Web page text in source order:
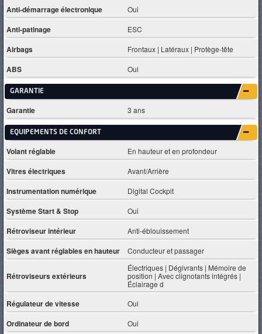
Anti-démarrage électronique Oui
Anti-patinage ESC
Airbags Frontaux | Latéraux | Protège-tête
ABS Oui
GARANTIE
Garantie 3 ans
EQUIPEMENTS DE CONFORT
Volant réglable En hauteur et en profondeur
Vitres électriques Avant/Arrière
Instrumentation numérique Digital Cockpit
Système Start & Stop Oui
Rétroviseur intérieur Anti-éblouissement
Sièges avant réglables en hauteur Conducteur et passager
Rétroviseurs extérieurs
Électriques | Dégivrants | Mémoire de
position | Avec clignotants intégrés |
Éclairage d
Régulateur de vitesse Oui
Ordinateur de bord Oui